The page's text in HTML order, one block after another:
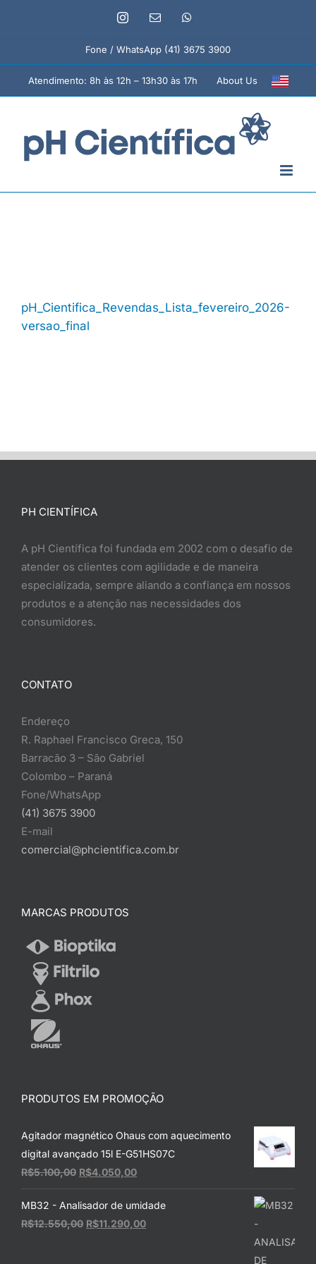
conteúdo
Instagram
E-
Fone / WhatsApp (41) 3675 3900
Atendimento: 8h às 12h – 13h30 às 17h About Us
pH_Cientifica_Revendas_Lista_fevereiro_2026-
versao_final
PH CIENTÍFICA
A pH Científica foi fundada em 2002 com o desafio de
atender os clientes com agilidade e de maneira
especializada, sempre aliando a confiança em nossos
produtos e a atenção nas necessidades dos
consumidores.
CONTATO
Endereço
R. Raphael Francisco Greca, 150
Barracão 3 – São Gabriel
Colombo – Paraná
Fone/WhatsApp
(41) 3675 3900
E-mail
comercial@phcientifica.com.br
MARCAS PRODUTOS
PRODUTOS EM PROMOÇÃO
Agitador magnético Ohaus com aquecimento
digital avançado 15l E-G51HS07C
R$5.100,00 O
preço
original
era:
R$4.050,00O
preço
atual
é:
MB32 - Analisador de umidade
R$12.550,00 O
R$11.290,00O